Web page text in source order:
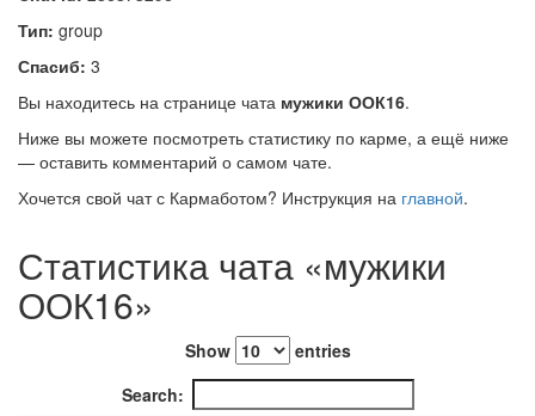
Тип: group
Спасиб: 3
Вы находитесь на странице чата мужики ООК16.
Ниже вы можете посмотреть статистику по карме, а ещё ниже
— оставить комментарий о самом чате.
Хочется свой чат с Кармаботом? Инструкция на главной.
Статистика чата «мужики
ООК16»
Show
entries
Search: